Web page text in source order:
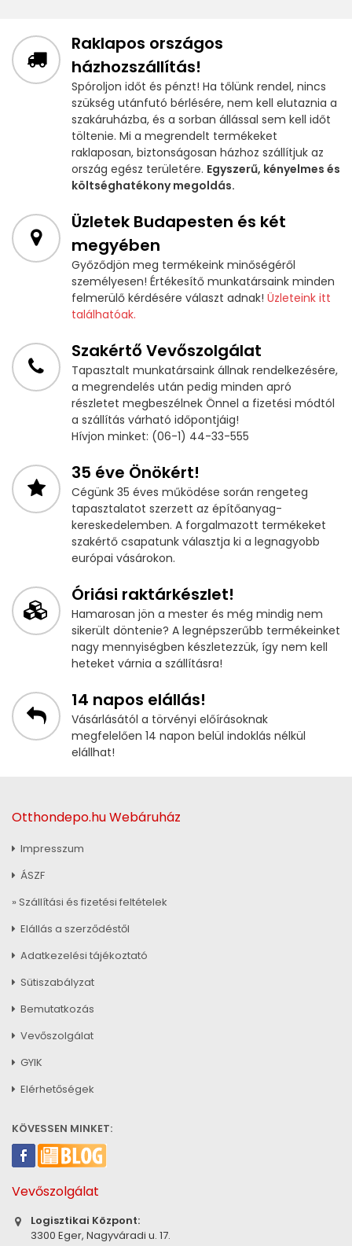
Raklapos országos
házhozszállítás!
Spóroljon időt és pénzt! Ha tőlünk rendel, nincs
szükség utánfutó bérlésére, nem kell elutaznia a
szakáruházba, és a sorban állással sem kell időt
töltenie. Mi a megrendelt termékeket
raklaposan, biztonságosan házhoz szállítjuk az
ország egész területére. Egyszerű, kényelmes és
költséghatékony megoldás.
Üzletek Budapesten és két
megyében
Győződjön meg termékeink minőségéről
személyesen! Értékesítő munkatársaink minden
felmerülő kérdésére választ adnak! Üzleteink itt
találhatóak.
Szakértő Vevőszolgálat
Tapasztalt munkatársaink állnak rendelkezésére,
a megrendelés után pedig minden apró
részletet megbeszélnek Önnel a fizetési módtól
a szállítás várható időpontjáig!
Hívjon minket: (06-1) 44-33-555
35 éve Önökért!
Cégünk 35 éves működése során rengeteg
tapasztalatot szerzett az építőanyag-
kereskedelemben. A forgalmazott termékeket
szakértő csapatunk választja ki a legnagyobb
európai vásárokon.
Óriási raktárkészlet!
Hamarosan jön a mester és még mindig nem
sikerült döntenie? A legnépszerűbb termékeinket
nagy mennyiségben készletezzük, így nem kell
heteket várnia a szállításra!
14 napos elállás!
Vásárlásától a törvényi előírásoknak
megfelelően 14 napon belül indoklás nélkül
elállhat!
Otthondepo.hu Webáruház
Impresszum
ÁSZF
» Szállítási és fizetési feltételek
Elállás a szerződéstől
Adatkezelési tájékoztató
Sütiszabályzat
Bemutatkozás
Vevőszolgálat
GYIK
Elérhetőségek
KÖVESSEN MINKET:
Vevőszolgálat
Logisztikai Központ:
3300 Eger, Nagyváradi u. 17.